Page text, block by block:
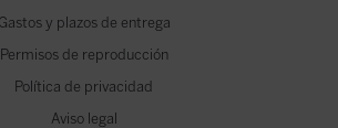
Gastos y plazos de entrega
Permisos de reproducción
Política de privacidad
Aviso legal